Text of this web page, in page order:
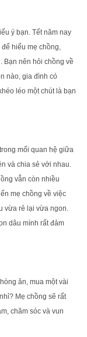
ý bạn. Tết năm nay
hiểu mẹ chồng,
Bạn nên hỏi chồng về
nào, gia đình có
léo một chút là bạn
mối quan hệ giữa
và chia sẻ với nhau.
vẫn còn nhiều
mẹ chồng về việc
vừa rẻ lại vừa ngon.
dâu mình rất đảm
ăn, mua một vài
Mẹ chồng sẽ rất
chăm sóc và vun